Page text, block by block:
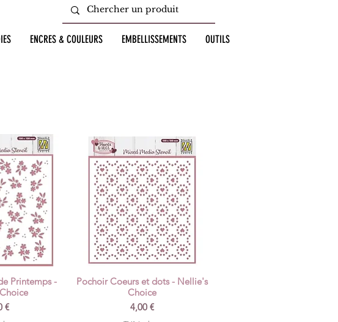
ENCRES & COULEURS EMBELLISSEMENTS OUTILS
Printemps -
€
Aperçu rapide
Pochoir Coeurs et dots - Nellie's
Choice
Prix
4,00 €